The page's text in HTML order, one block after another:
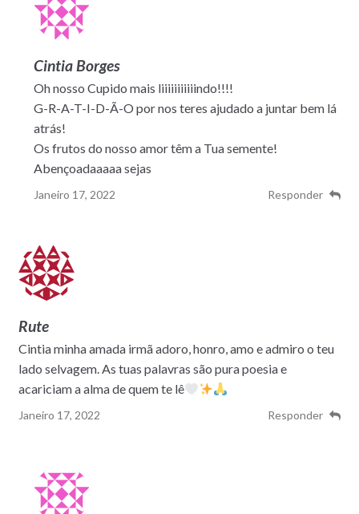
Cintia Borges
Oh nosso Cupido mais liiiiiiiiiiindo!!!!
G-R-A-T-I-D-Ã-O por nos teres ajudado a juntar bem lá
atrás!
Os frutos do nosso amor têm a Tua semente!
Abençoadaaaaa sejas
Janeiro 17, 2022 Responder
Rute
Cintia minha amada irmã adoro, honro, amo e admiro o teu
lado selvagem. As tuas palavras são pura poesia e
acariciam a alma de quem te lê
Janeiro 17, 2022 Responder